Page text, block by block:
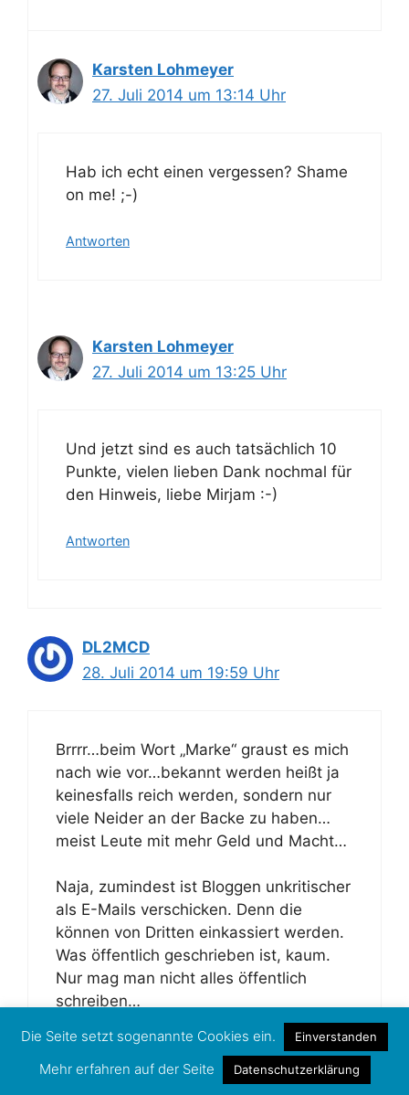
Karsten Lohmeyer
27. Juli 2014 um 13:14 Uhr
Hab ich echt einen vergessen? Shame
on me! ;-)
Antworten
Karsten Lohmeyer
27. Juli 2014 um 13:25 Uhr
Und jetzt sind es auch tatsächlich 10
Punkte, vielen lieben Dank nochmal für
den Hinweis, liebe Mirjam :-)
Antworten
DL2MCD
28. Juli 2014 um 19:59 Uhr
Brrrr…beim Wort „Marke“ graust es mich
nach wie vor…bekannt werden heißt ja
keinesfalls reich werden, sondern nur
viele Neider an der Backe zu haben…
meist Leute mit mehr Geld und Macht…
Naja, zumindest ist Bloggen unkritischer
als E-Mails verschicken. Denn die
können von Dritten einkassiert werden.
Was öffentlich geschrieben ist, kaum.
Nur mag man nicht alles öffentlich
schreiben…
Die Seite setzt sogenannte Cookies ein. Einverstanden
Mehr erfahren auf der Seite Datenschutzerklärung